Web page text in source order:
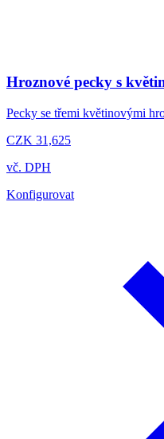
Hroznové pecky s
Pecky se třemi květinovými
CZK 31,625
vč. DPH
Konfigurovat